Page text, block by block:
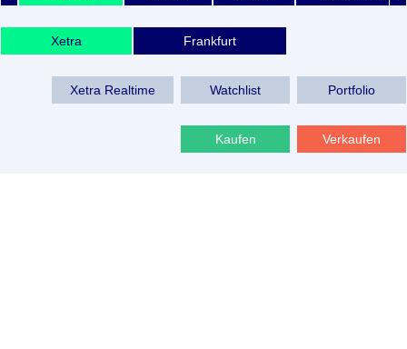
Xetra Frankfurt
Xetra Realtime Watchlist Portfolio
Kaufen Verkaufen